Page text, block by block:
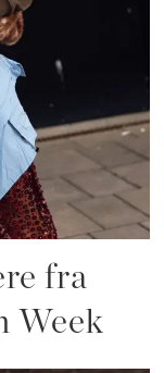
fra
Week